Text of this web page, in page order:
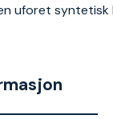
uforet syntetisk